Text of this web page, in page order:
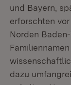
und Bayern,
erforschten
Norden
dazu